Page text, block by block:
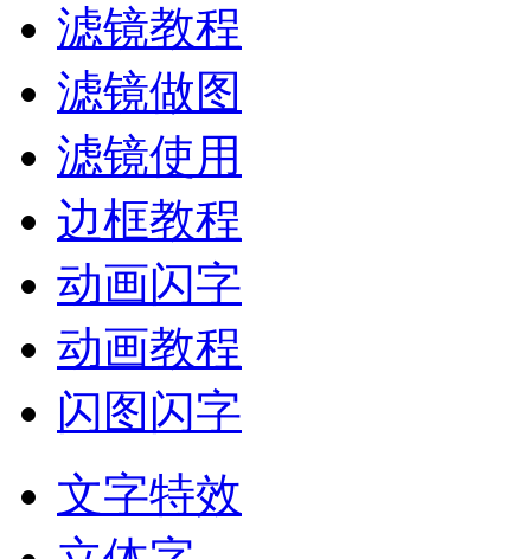
滤镜教程
滤镜做图
滤镜使用
边框教程
动画闪字
动画教程
闪图闪字
文字特效